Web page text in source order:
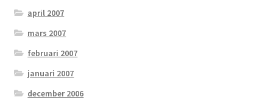
april 2007
mars 2007
februari 2007
januari 2007
december 2006